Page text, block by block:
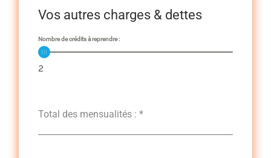
Vos autres charges & dettes
Nombre de crédits à reprendre :
2
Total des mensualités :*